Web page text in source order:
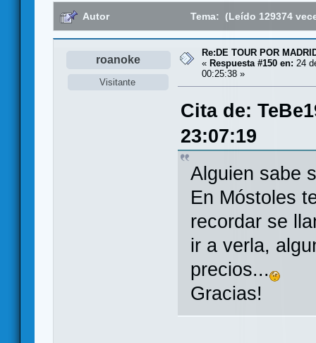
Autor Tema: (Leído 129374
roanoke
Visitante
Re:DE TOUR POR
« Respuesta #150 en: 24
00:25:38 »
Cita de:
23:07:19
Alguien sabe
En Móstoles
recordar se
ir a verla,
precios...
Gracias!